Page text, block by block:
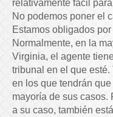
relativamente fácil
No podemos poner el
Estamos obligados
Normalmente, en la
Virginia, el agente
tribunal en el que
en los que tendrán
mayoría de sus casos.
a su caso, también